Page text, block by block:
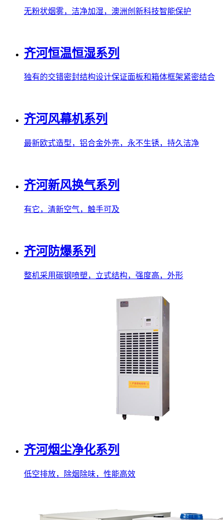
无粉状烟雾，洁净加湿，澳洲创新科技智能保护
齐河恒温恒湿系列
独有的交错密封结构设计保证面板和箱体框架紧密结合
齐河风幕机系列
最新欧式造型，铝合金外壳，永不生锈，持久洁净
齐河新风换气系列
有它，清新空气，触手可及
齐河防爆系列
整机采用碳钢喷塑，立式结构，强度高，外形
齐河烟尘净化系列
低空排放，除烟除味，性能高效